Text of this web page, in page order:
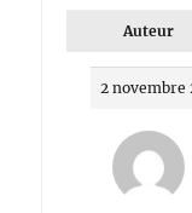
Auteur
2 novembre